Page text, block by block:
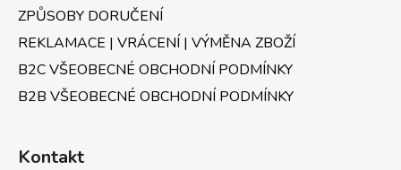
ý
p
i
s
ZPŮSOBY DORUČENÍ
REKLAMACE | VRÁCENÍ | VÝMĚNA ZBOŽÍ
B2C VŠEOBECNÉ OBCHODNÍ PODMÍNKY
B2B VŠEOBECNÉ OBCHODNÍ PODMÍNKY
Kontakt